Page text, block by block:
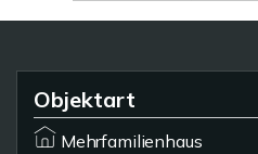
Objektart
Mehrfamilienhaus